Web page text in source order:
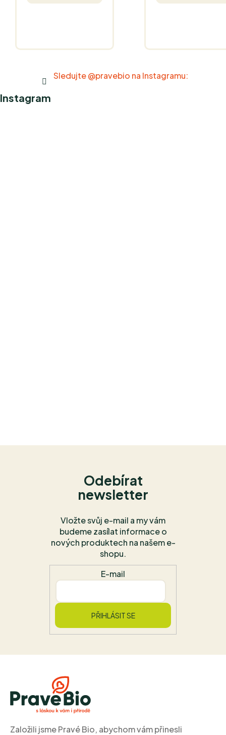
Sledujte @pravebio na Instagramu:
Instagram
Odebírat
newsletter
Vložte svůj e-mail a my vám
budeme zasílat informace o
nových produktech na našem e-
shopu.
E-mail
PŘIHLÁSIT SE
Založili jsme Pravé Bio, abychom vám přinesli